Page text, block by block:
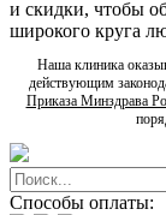
и скидки, чтобы
широкого круга
Наша клиника
действующим
Приказа Минздрава
Способы оплаты: